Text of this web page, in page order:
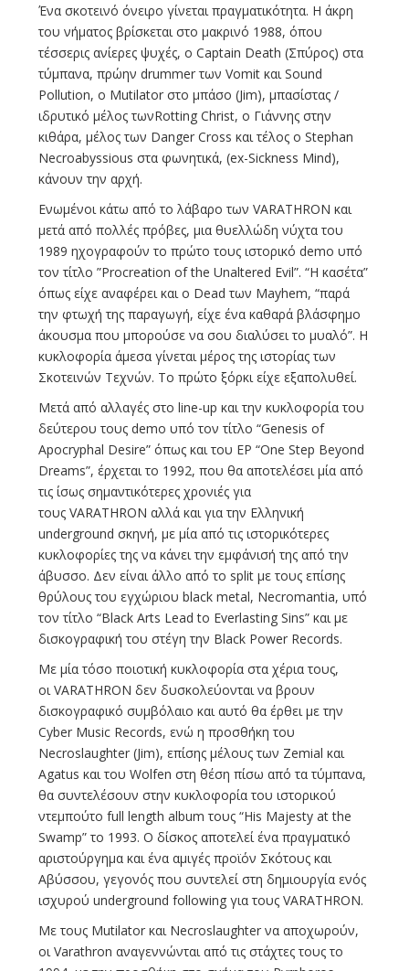
Ένα σκοτεινό όνειρο γίνεται πραγματικότητα. Η άκρη
του νήματος βρίσκεται στο μακρινό 1988, όπου
τέσσερις ανίερες ψυχές, ο Captain Death (Σπύρος) στα
τύμπανα, πρώην drummer των Vomit και Sound
Pollution, ο Mutilator στο μπάσο (Jim), μπασίστας /
ιδρυτικό μέλος τωνRotting Christ, ο Γιάννης στην
κιθάρα, μέλος των Danger Cross και τέλος ο Stephan
Necroabyssious στα φωνητικά, (ex-Sickness Mind),
κάνουν την αρχή.
Ενωμένοι κάτω από το λάβαρο των VARATHRON και
μετά από πολλές πρόβες, μια θυελλώδη νύχτα του
1989 ηχογραφούν το πρώτο τους ιστορικό demo υπό
τον τίτλο ”Procreation of the Unaltered Evil”. “Η κασέτα”
όπως είχε αναφέρει και ο Dead των Mayhem, “παρά
την φτωχή της παραγωγή, είχε ένα καθαρά βλάσφημο
άκουσμα που μπορούσε να σου διαλύσει το μυαλό”. Η
κυκλοφορία άμεσα γίνεται μέρος της ιστορίας των
Σκοτεινών Τεχνών. Το πρώτο ξόρκι είχε εξαπολυθεί.
Μετά από αλλαγές στο line-up και την κυκλοφορία του
δεύτερου τους demo υπό τον τίτλο “Genesis of
Apocryphal Desire” όπως και του EP “One Step Beyond
Dreams”, έρχεται το 1992, που θα αποτελέσει μία από
τις ίσως σημαντικότερες χρονιές για
τους VARATHRON αλλά και για την Ελληνική
underground σκηνή, με μία από τις ιστορικότερες
κυκλοφορίες της να κάνει την εμφάνισή της από την
άβυσσο. Δεν είναι άλλο από το split με τους επίσης
θρύλους του εγχώριου black metal, Necromantia, υπό
τον τίτλο “Black Arts Lead to Everlasting Sins” και με
δισκογραφική του στέγη την Black Power Records.
Με μία τόσο ποιοτική κυκλοφορία στα χέρια τους,
οι VARATHRON δεν δυσκολεύονται να βρουν
δισκογραφικό συμβόλαιο και αυτό θα έρθει με την
Cyber Music Records, ενώ η προσθήκη του
Necroslaughter (Jim), επίσης μέλους των Zemial και
Agatus και του Wolfen στη θέση πίσω από τα τύμπανα,
θα συντελέσουν στην κυκλοφορία του ιστορικού
ντεμπούτο full length album τους “His Majesty at the
Swamp” το 1993. Ο δίσκος αποτελεί ένα πραγματικό
αριστούργημα και ένα αμιγές προϊόν Σκότους και
Αβύσσου, γεγονός που συντελεί στη δημιουργία ενός
ισχυρού underground following για τους VARATHRON.
Με τους Mutilator και Necroslaughter να αποχωρούν,
οι Varathron αναγεννώνται από τις στάχτες τους το